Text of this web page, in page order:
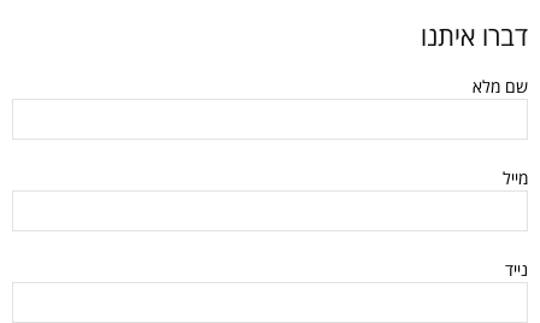
דברו איתנו
שם מלא
מייל
נייד